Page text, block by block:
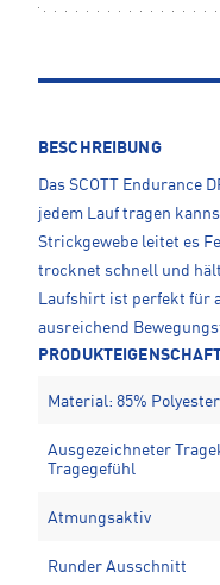
BESCHREIBUNG
Das SCOTT Endurance
jedem Lauf tragen
Strickgewebe leitet es
trocknet schnell und
Laufshirt ist perfekt für
ausreichend
Material: 85%
Ausgezeichneter
Tragegefühl
Atmungsaktiv
Runder Ausschnitt